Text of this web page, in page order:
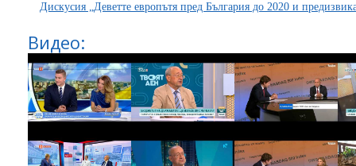
Дискусия „Деветте европътя пред България до 2020 и
Видео: